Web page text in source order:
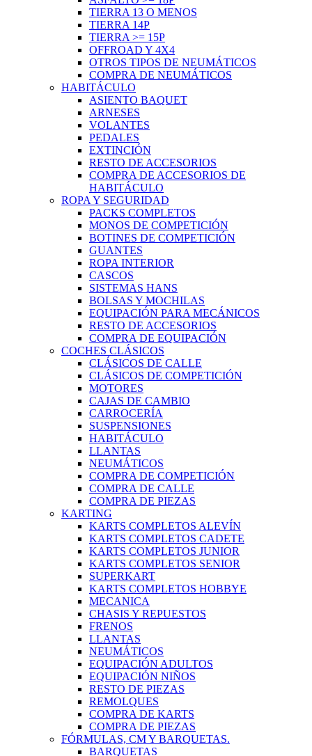
TIERRA 13 O MENOS
TIERRA 14P
TIERRA >= 15P
OFFROAD Y 4X4
OTROS TIPOS DE NEUMÁTICOS
COMPRA DE NEUMÁTICOS
HABITÁCULO
ASIENTO BAQUET
ARNESES
VOLANTES
PEDALES
EXTINCIÓN
RESTO DE ACCESORIOS
COMPRA DE ACCESORIOS DE
HABITÁCULO
ROPA Y SEGURIDAD
PACKS COMPLETOS
MONOS DE COMPETICIÓN
BOTINES DE COMPETICIÓN
GUANTES
ROPA INTERIOR
CASCOS
SISTEMAS HANS
BOLSAS Y MOCHILAS
EQUIPACIÓN PARA MECÁNICOS
RESTO DE ACCESORIOS
COMPRA DE EQUIPACIÓN
COCHES CLÁSICOS
CLÁSICOS DE CALLE
CLÁSICOS DE COMPETICIÓN
MOTORES
CAJAS DE CAMBIO
CARROCERÍA
SUSPENSIONES
HABITÁCULO
LLANTAS
NEUMÁTICOS
COMPRA DE COMPETICIÓN
COMPRA DE CALLE
COMPRA DE PIEZAS
KARTING
KARTS COMPLETOS ALEVÍN
KARTS COMPLETOS CADETE
KARTS COMPLETOS JUNIOR
KARTS COMPLETOS SENIOR
SUPERKART
KARTS COMPLETOS HOBBYE
MECANICA
CHASIS Y REPUESTOS
FRENOS
LLANTAS
NEUMÁTICOS
EQUIPACIÓN ADULTOS
EQUIPACIÓN NIÑOS
RESTO DE PIEZAS
REMOLQUES
COMPRA DE KARTS
COMPRA DE PIEZAS
FÓRMULAS, CM Y BARQUETAS.
BARQUETAS